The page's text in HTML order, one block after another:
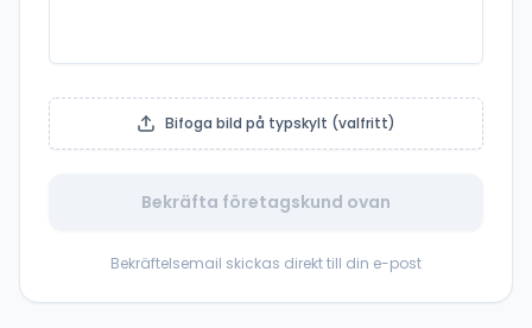
Bifoga bild på typskylt (valfritt)
Bekräfta företagskund ovan
Bekräftelsemail skickas direkt till din e-post